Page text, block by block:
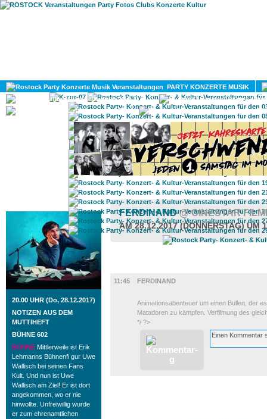
PARTY KONZERTE MUSIK
KULTUR
GAY
ROSTOCK TAGESTIPP
20.00 UHR (Do, 28.12.2017)
NOTIZEN AUS DEM
MUTTIHEFT
BÜHNE 602
BÜHNE Mittlerweile ist Erik
Lehmanns Bühnenfi gur Uwe
Wallisch bei seinen Fans
Kult. Und nun ist Uwe
Wallisch am Ziel! Er ist dort
angekommen, wo er nie
hinwollte. Unfreiwillig wurde
er zum ehrenamtlichen
FERDINAND@ CINESTAR
AM 28.12.2017 (DONNERSTAG) UM
11:45
FERDINAND
Animationsabenteuer um einen Bullen, der
Matadoren zu kämpfen. Verfilmung des
*/ ?>